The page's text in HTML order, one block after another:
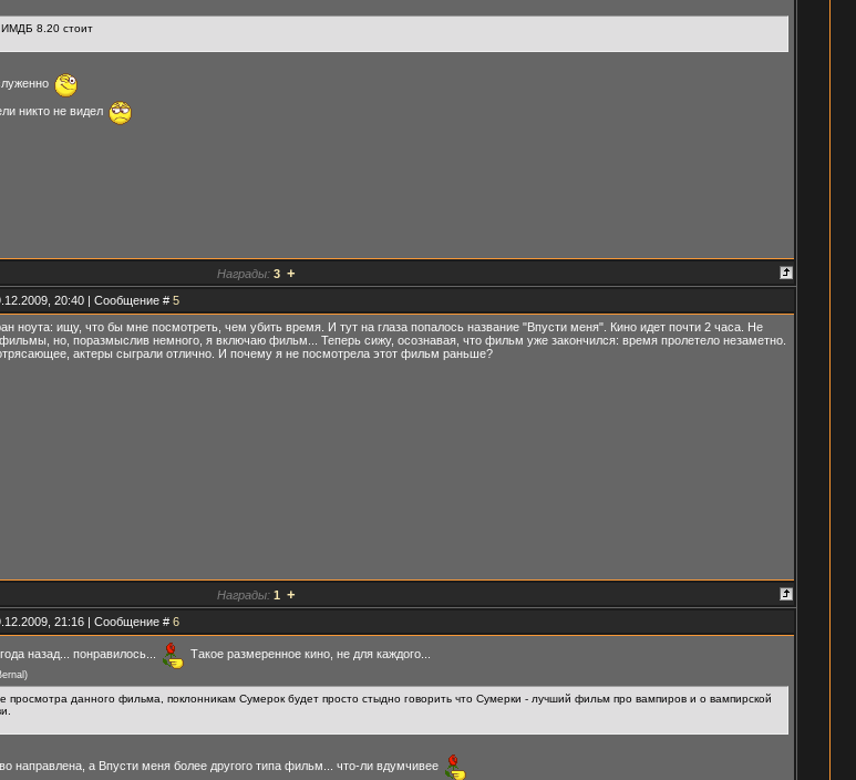
8.20 стоит
никто не видел
Награды: 3 +
20:40 | Сообщение # 5
ноута: ищу, что бы мне посмотреть, чем убить время. И тут на глаза попалось название "Впусти меня". Кино идет почти 2 часа. Не
но, поразмыслив немного, я включаю фильм... Теперь сижу, осознавая, что фильм уже закончился: время пролетело незаметно.
актеры сыграли отлично. И почему я не посмотрела этот фильм раньше?
Награды: 1 +
21:16 | Сообщение # 6
назад... понравилось... Такое размеренное кино, не для каждого...
)
просмотра данного фильма, поклонникам Сумерок будет просто стыдно говорить что Сумерки - лучший фильм про вампиров и о вампирской
направлена, а Впусти меня более другого типа фильм... что-ли вдумчивее